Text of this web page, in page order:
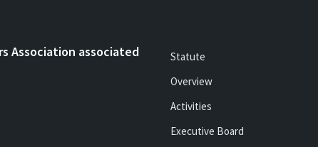
Association associated
Statute
Overview
Activities
Executive Board